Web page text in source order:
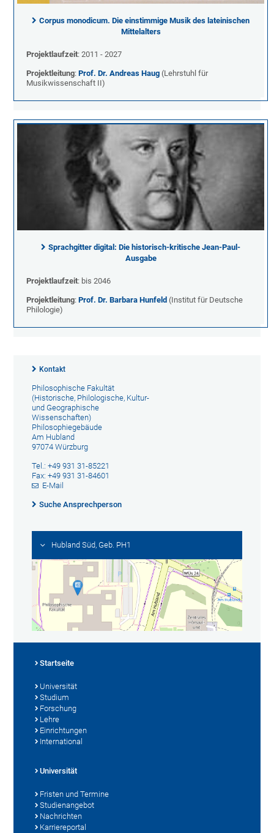
Corpus monodicum. Die einstimmige Musik des lateinischen
Mittelalters
Projektlaufzeit: 2011 - 2027
Projektleitung:Prof. Dr. Andreas Haug (Lehrstuhl für
Musikwissenschaft II)
Sprachgitter digital: Die historisch-kritische Jean-Paul-
Ausgabe
Projektlaufzeit: bis 2046
Projektleitung:Prof. Dr. Barbara Hunfeld (Institut für Deutsche
Philologie)
Kontakt
Philosophische Fakultät
(Historische, Philologische, Kultur-
und Geographische
Wissenschaften)
Philosophiegebäude
Am Hubland
97074 Würzburg
Tel.: +49 931 31-85221
Fax: +49 931 31-84601
E-Mail
Suche Ansprechperson
Hubland Süd, Geb. PH1
Startseite
Universität
Studium
Forschung
Lehre
Einrichtungen
International
Universität
Fristen und Termine
Studienangebot
Nachrichten
Karriereportal